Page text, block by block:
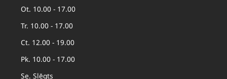
Ot. 10.00 - 17.00
Tr. 10.00 - 17.00
Ct. 12.00 - 19.00
Pk. 10.00 - 17.00
Se. Slēgts